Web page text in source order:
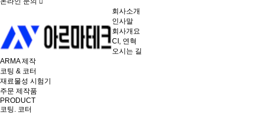
회사소개
인사말
회사개요
CI, 연혁
오시는 길
ARMA 제작
코팅 & 코터
재료물성 시험기
주문 제작품
PRODUCT
코팅. 코터